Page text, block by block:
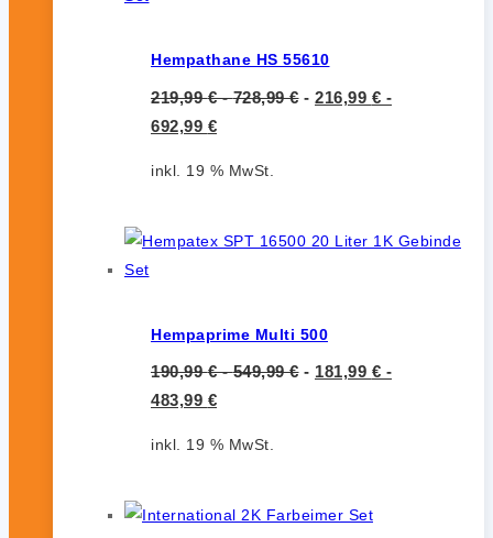
Hempathane HS 55610
219,99€-728,99€- 216,99 € -
692,99 €
inkl. 19 % MwSt.
Hempaprime Multi 500
190,99€-549,99€- 181,99 € -
483,99 €
inkl. 19 % MwSt.